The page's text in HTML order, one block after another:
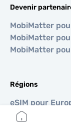
Devenir
MobiMatter
MobiMatter
MobiMatter
Régions
eSIM pour
eSIM pour Asie